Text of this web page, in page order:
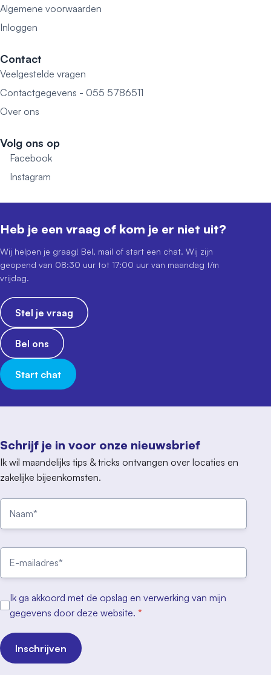
Algemene voorwaarden
Inloggen
Contact
Veelgestelde vragen
Contactgegevens - 055 5786511
Over ons
Volg ons op
Facebook
Instagram
Schrijf je in voor onze nieuwsbrief
Ik wil maandelijks tips & tricks ontvangen over locaties en
zakelijke bijeenkomsten.
Ik ga akkoord met de opslag en verwerking van mijn
gegevens door deze website. *
Inschrijven
Heb je een vraag of kom je er niet uit?
Wij helpen je graag! Bel, mail of start een chat. Wij zijn
geopend van 08:30 uur tot 17:00 uur van maandag t/m
vrijdag.
Stel je vraag
Bel ons
Start chat